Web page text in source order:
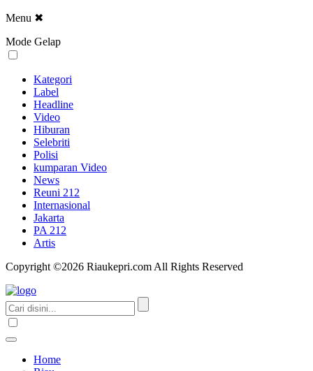
Menu ✖
Mode Gelap
Kategori
Label
Headline
Video
Hiburan
Selebriti
Polisi
kumparan Video
News
Reuni 212
Internasional
Jakarta
PA 212
Artis
Copyright ©2026 Riaukepri.com All Rights Reserved
Home